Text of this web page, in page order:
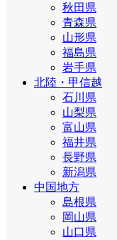
秋田県
青森県
山形県
福島県
岩手県
北陸・甲信越
石川県
山梨県
富山県
福井県
長野県
新潟県
中国地方
島根県
岡山県
山口県